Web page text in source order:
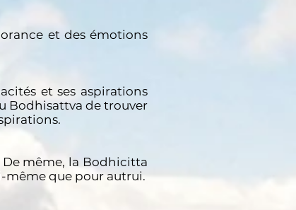
et des émotions
et ses aspirations
Bodhisattva de trouver
même, la Bodhicitta
même que pour autrui.